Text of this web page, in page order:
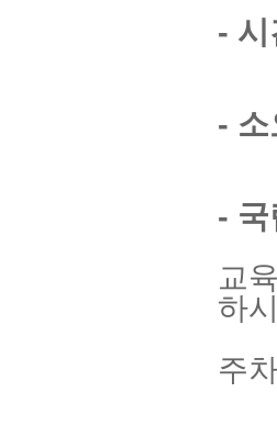
-
-
-
교
하
주